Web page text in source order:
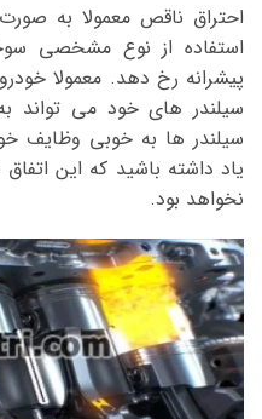
احتراق ناقص معمولا به
استفاده از نوع مشخصی
پیشرانه رخ دهد. معمولا
سیلندر های خود می تواند
سیلندر ها به خوبی وظایف
یاد داشته باشید که این
نخواهد بود.